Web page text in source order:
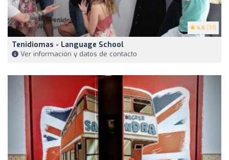
4.6 (37)
Tenidiomas - Language School
Ver información y datos de contacto